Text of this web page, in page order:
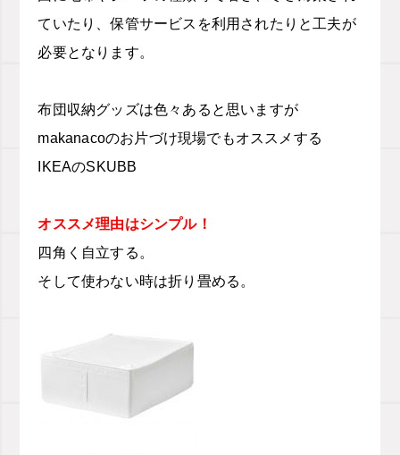
ていたり、保管サービスを利用されたりと工夫が
必要となります。
布団収納グッズは色々あると思いますが
makanacoのお片づけ現場でもオススメする
IKEAのSKUBB
オススメ理由はシンプル！
四角く自立する。
そして使わない時は折り畳める。